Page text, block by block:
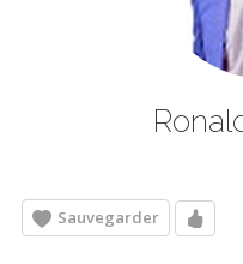
Sauvegarder